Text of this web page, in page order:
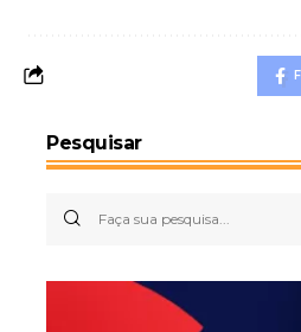
Pesquisar